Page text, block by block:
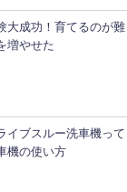
大成功！育てるのが
増やせた
イブスルー洗車機っ
機の使い方